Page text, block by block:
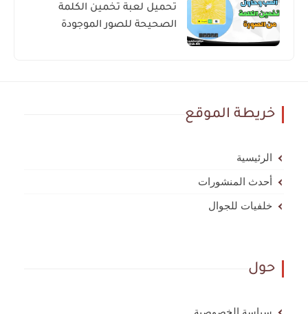
تحميل لعبة تخمين الكلمة
الصحيحة للصور الموجودة
خريطة الموقع
الرئيسية
أحدث المنشورات
خلفيات للجوال
حول
سياسة الخصوصية